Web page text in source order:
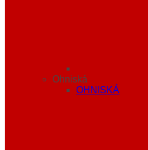
Ohniská
OHNISKÁ